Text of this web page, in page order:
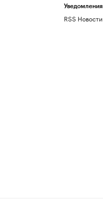
Уведомления
RSS Новости